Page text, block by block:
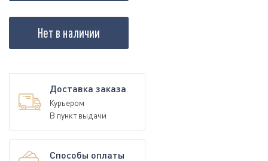
Нет в наличии
Доставка заказа
Курьером
В пункт выдачи
Способы оплаты